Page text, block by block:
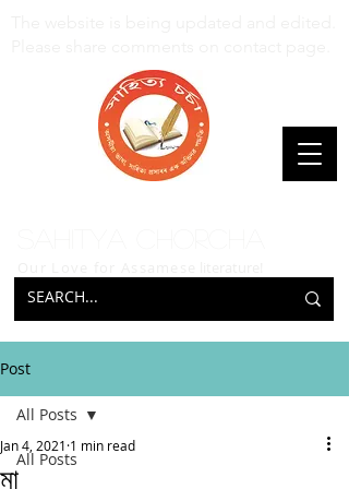
Post
All Posts
All Posts
মা
Jan 4, 2021 1 min read